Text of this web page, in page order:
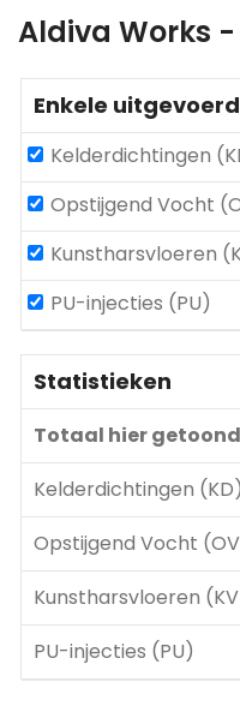
Aldiva Works -
Enkele
Kelderdichtingen
Opstijgend Vocht
Kunstharsvloeren
PU-injecties (PU)
Statistieken
Totaal hier getoond
Kelderdichtingen (KD)
Opstijgend Vocht
Kunstharsvloeren
PU-injecties (PU)